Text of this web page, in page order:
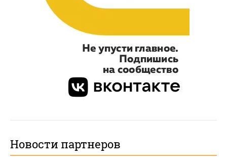
Новости партнеров